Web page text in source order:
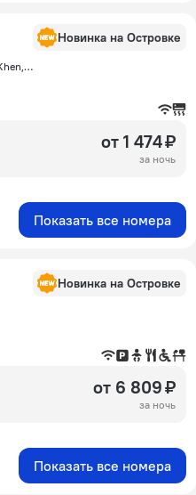
14/1 Ram intra 5 Alley Lane 9, Anusaowalee, Bang Khen, Бангкок
Новинка на Островке
от 1 474 ₽
за ночь
Показать все номера
Новинка на Островке
от 6 809 ₽
за ночь
Показать все номера